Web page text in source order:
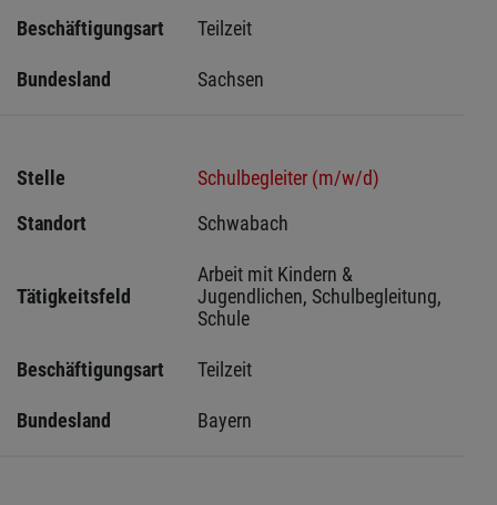
Beschäftigungsart Teilzeit
Bundesland Sachsen
Stelle
Schulbegleiter (m/w/d)
Standort
Schwabach
Tätigkeitsfeld
Arbeit mit Kindern &
Jugendlichen, Schulbegleitung,
Schule
Beschäftigungsart Teilzeit
Bundesland Bayern